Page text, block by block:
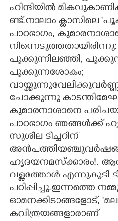
ഹിന്ദിയിൽ
ണ്ട്.നാലാം ക്ലാസിലെ
പാഠഭാഗം,
പൂക്കുന്നിലഞ്ഞി,
പൂക്കുന്നശോകം;
ചോക്കുന്നു
കുമാരനാശാനെ
പാഠഭാഗം ഞങ്ങൾക്ക്
സുശീല ടീച്ചറിന്
ഹൃദയനമസ്ക്കാരം!.
വള്ളത്തോൾ എന്നുകൂടി
പഠിപ്പിച്ചു.ഇന്നത്തെ
ഓമനക്കിടാങ്ങളോട്,
കവിത്രയങ്ങളാരാണ്